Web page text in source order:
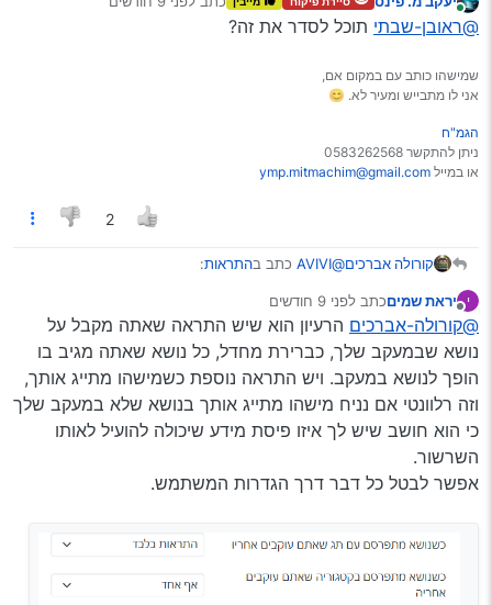
נערך לאחרונה על ידי
@ראובן-שבתי תוכל לסדר את זה?
שמישהו כותב עם במקום אם,
אני לו מתבייש ומעיר לא. 😊
הגמ"ח
ניתן להתקשר 0583262568
או במייל ymp.mitmachim@gmail.com
2
קורולה אברכים@AVIVI כתב בהתראות:
@קורולה-אברכיםאתה יכול לשנות הכל
בהגדרות משתמש שלך!
לא נראה לי שאת הכל אפשר, אם עכשיו לדוגמה תצטט
אותי אני אקבל 2 התראות.
וכן הצגת פוסט מחוק, לא ראיתי אופציה לשנות את זה.
י
מנותק
יראת שמיםכתב לפני 9 חודשים
נערך לאחרונה על ידי
@קורולה-אברכים הרעיון הוא שיש התראה שאתה מקבל על
נושא שבמעקב שלך, כברירת מחדל, כל נושא שאתה מגיב בו
הופך לנושא במעקב. ויש התראה נוספת כשמישהו מתייג אותך,
וזה רלוונטי אם נניח מישהו מתייג אותך בנושא שלא במעקב שלך
כי הוא חושב שיש לך איזו פיסת מידע שיכולה להועיל לאותו
השרשור.
אפשר לבטל כל דבר דרך הגדרות המשתמש.